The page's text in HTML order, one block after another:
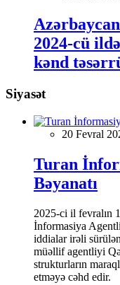
2024-cü
kənd
Siyasət
20 Fevral
Turan
Bəyanatı
2025-ci il fevralın
İnformasiya
iddialar irəli
müəllif agentliyi
strukturların
etməyə cəhd edir.